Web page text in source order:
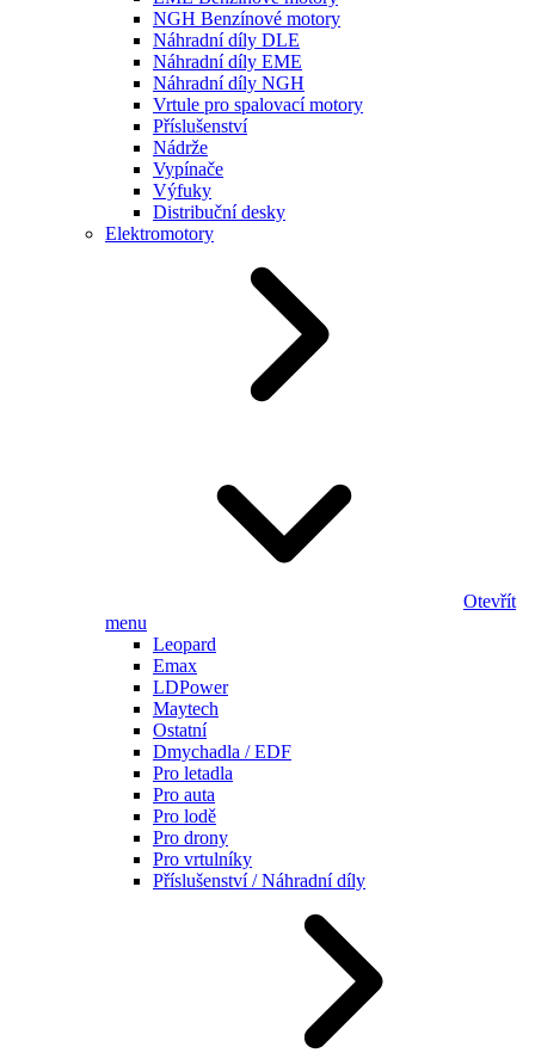
NGH Benzínové motory
Náhradní díly DLE
Náhradní díly EME
Náhradní díly NGH
Vrtule pro spalovací motory
Příslušenství
Nádrže
Vypínače
Výfuky
Distribuční desky
Elektromotory
Otevřít
menu
Leopard
Emax
LDPower
Maytech
Ostatní
Dmychadla / EDF
Pro letadla
Pro auta
Pro lodě
Pro drony
Pro vrtulníky
Příslušenství / Náhradní díly